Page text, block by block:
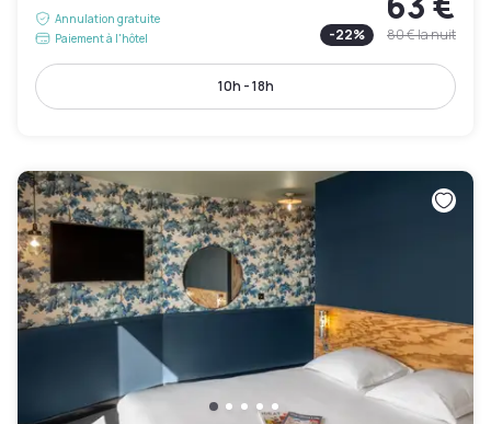
Annulation gratuite
Paiement à l'hôtel
-22% 80 €la nuit
10h - 18h